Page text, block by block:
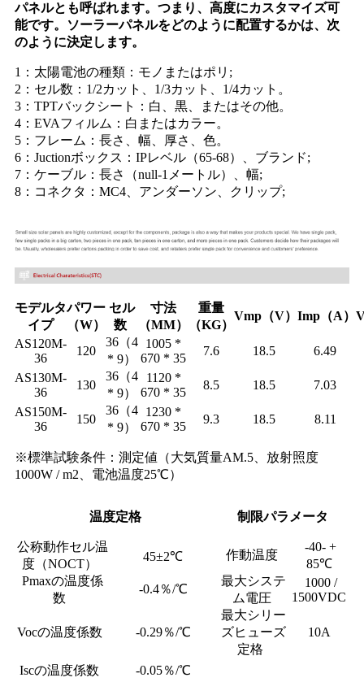
パネルとも呼ばれます。つまり、高度にカスタマイズ可
能です。ソーラーパネルをどのように配置するかは、次
のように決定します。
1：太陽電池の種類：モノまたはポリ;
2：セル数：1/2カット、1/3カット、1/4カット。
3：TPTバックシート：白、黒、またはその他。
4：EVAフィルム：白またはカラー。
5：フレーム：長さ、幅、厚さ、色。
6：Juctionボックス：IPレベル（65-68）、ブランド;
7：ケーブル：長さ（null-1メートル）、幅;
8：コネクタ：MC4、アンダーソン、クリップ;
モデルタ
イプ
パワー
（W）
セル
数
寸法
（MM）
重量
（KG）
Vmp（V） Imp（A）
AS120M-
36
120
36（4
* 9）
1005 *
670 * 35
7.6 18.5
6.49
AS130M-
36
130
36（4
* 9）
1120 *
670 * 35
8.5 18.5
7.03
AS150M-
36
150
36（4
* 9）
1230 *
670 * 35
9.3 18.5 8.11
※標準試験条件：測定値（大気質量AM.5、放射照度
1000W / m2、電池温度25℃）
温度定格 制限パラメータ
公称動作セル温
度（NOCT）
45±2℃ 作動温度
-40- +
85℃
Pmaxの温度係
数
-0.4％/℃
最大システ
ム電圧
1000 /
1500VDC
Vocの温度係数 -0.29％/℃
最大シリー
ズヒューズ
定格
10A
Iscの温度係数 -0.05％/℃